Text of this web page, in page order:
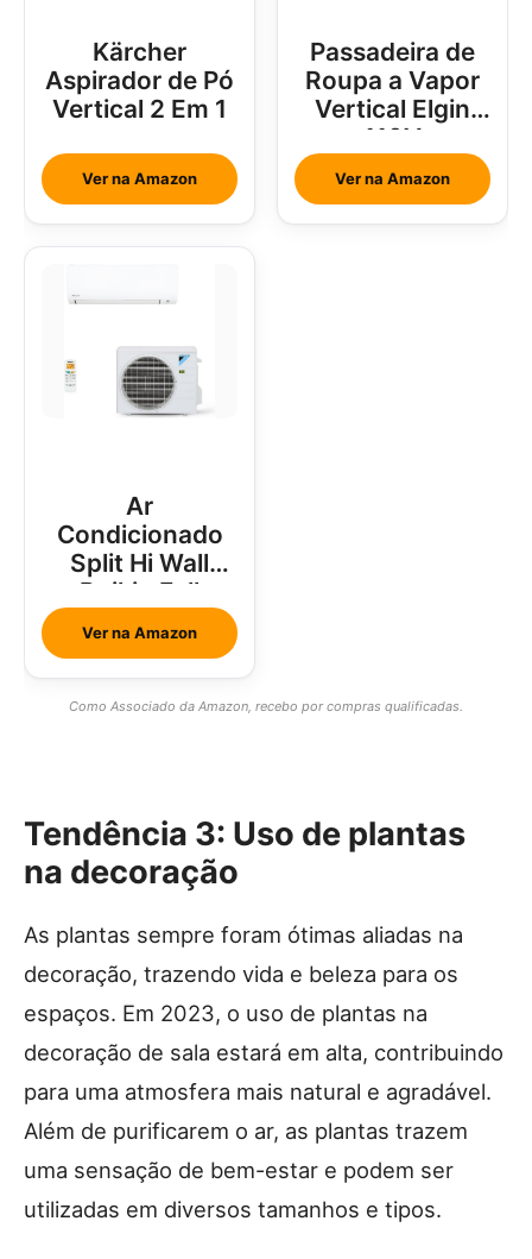
Kärcher
Aspirador de Pó
Vertical 2 Em 1
Ver na Amazon
Passadeira de
Roupa a Vapor
Vertical Elgin
110V
Ver na Amazon
Ar
Condicionado
Split Hi Wall
Daikin Full
Inverter 18000
Btus
Ver na Amazon
Como Associado da Amazon, recebo por compras qualificadas.
Tendência 3: Uso de plantas
na decoração
As plantas sempre foram ótimas aliadas na
decoração, trazendo vida e beleza para os
espaços. Em 2023, o uso de plantas na
decoração de sala estará em alta, contribuindo
para uma atmosfera mais natural e agradável.
Além de purificarem o ar, as plantas trazem
uma sensação de bem-estar e podem ser
utilizadas em diversos tamanhos e tipos.